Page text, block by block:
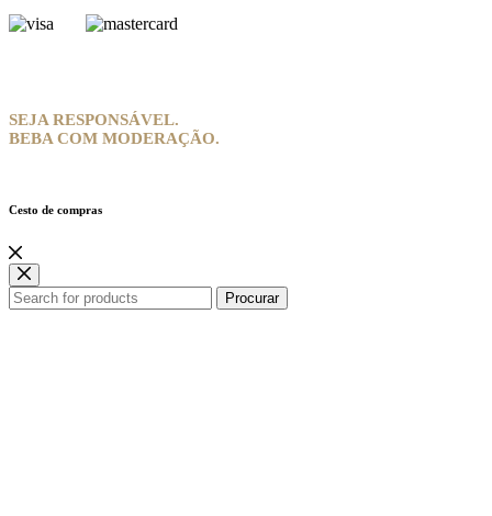
SEJA RESPONSÁVEL.
BEBA COM MODERAÇÃO.
Cesto de compras
Procurar